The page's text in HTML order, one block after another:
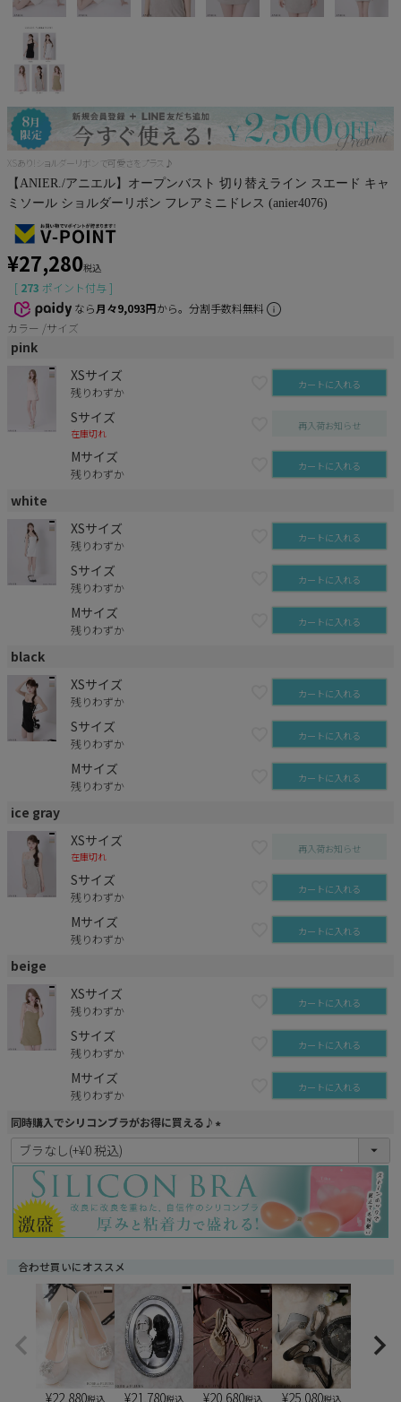
XSあり!ショルダーリボンで可愛さをプラス♪
【ANIER./アニエル】オープンバスト 切り替えライン スエード キャ
ミソール ショルダーリボン フレアミニドレス (anier4076)
¥27,280税込
[ 273 ポイント付与 ]
なら月々9,093円から。分割手数料無料
カラー
サイズ
pink
XSサイズ
残りわずか カートに入れる
Sサイズ
在庫切れ
再入荷お知らせ
Mサイズ
残りわずか カートに入れる
white
XSサイズ
残りわずか カートに入れる
Sサイズ
残りわずか カートに入れる
Mサイズ
残りわずか カートに入れる
black
XSサイズ
残りわずか カートに入れる
Sサイズ
残りわずか カートに入れる
Mサイズ
残りわずか カートに入れる
ice gray
XSサイズ
在庫切れ
再入荷お知らせ
Sサイズ
残りわずか カートに入れる
Mサイズ
残りわずか カートに入れる
beige
XSサイズ
残りわずか カートに入れる
Sサイズ
残りわずか カートに入れる
Mサイズ
残りわずか カートに入れる
同時購入でシリコンブラがお得に買える♪
(
須
)
合わせ買いにオススメ
¥22,880税込 ¥21,780税込 ¥20,680税込 ¥25,080税込